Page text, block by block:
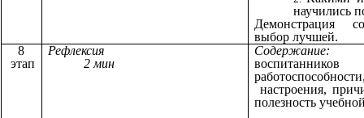
научились
Демонстрация
выбор лучшей.
8
этап
Рефлексия
2 мин
настроения,
полезность